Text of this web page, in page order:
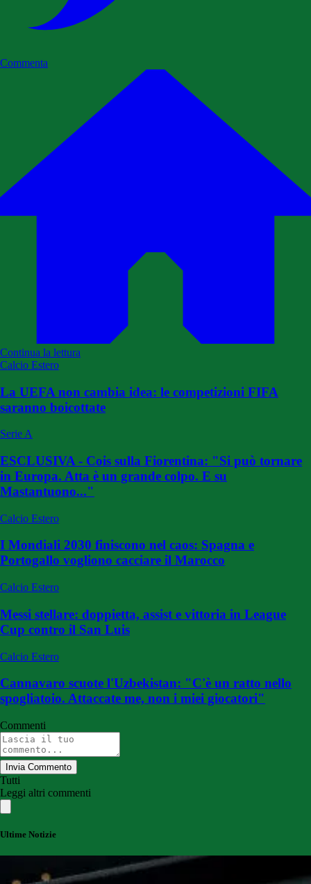
Commenta
Continua la lettura
Calcio Estero
La UEFA non cambia idea: le competizioni FIFA
saranno boicottate
Serie A
ESCLUSIVA - Cois sulla Fiorentina: "Si può tornare
in Europa. Atta è un grande colpo. E su
Mastantuono..."
Calcio Estero
I Mondiali 2030 finiscono nel caos: Spagna e
Portogallo vogliono cacciare il Marocco
Calcio Estero
Messi stellare: doppietta, assist e vittoria in League
Cup contro il San Luis
Calcio Estero
Cannavaro scuote l'Uzbekistan: "C'è un ratto nello
spogliatoio. Attaccate me, non i miei giocatori"
Commenti
Invia Commento
Tutti
Leggi altri commenti
Ultime Notizie